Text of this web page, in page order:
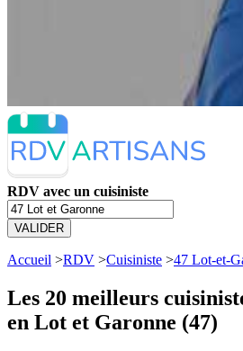
RDV avec un cuisiniste
VALIDER
Accueil >RDV >Cuisiniste >47 Lot-et-
Les 20 meilleurs
en Lot et Garonne (47)